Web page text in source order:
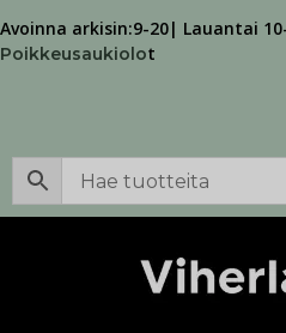
Avoinna arkisin:9-20| Lauantai
Poikkeusaukiolot